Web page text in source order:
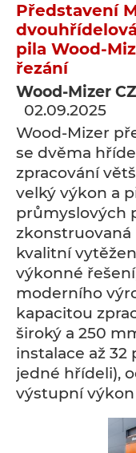
Představení
pila Wood-
řezání
Wood-Mizer
02.09.2025
Wood-Mizer
se dvěma
zpracování
velký výkon a
průmyslových
zkonstruovaná
kvalitní
výkonné
moderního
kapacitou
široký a 250
instalace až 32
jedné hřídeli),
výstupní